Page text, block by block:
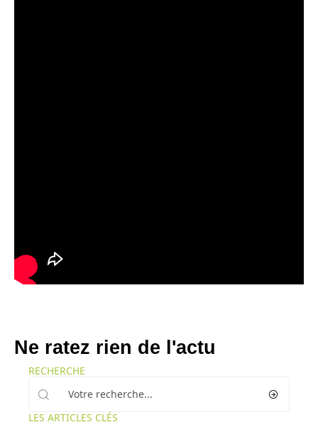
Ne ratez rien de l'actu
RECHERCHE
LES ARTICLES CLÉS